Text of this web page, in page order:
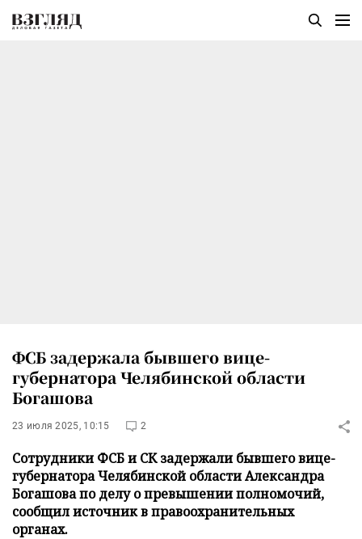
ФСБ задержала бывшего вице-
губернатора Челябинской области
Богашова
23 июля 2025, 10:15 2
Сотрудники ФСБ и СК задержали бывшего вице-
губернатора Челябинской области Александра
Богашова по делу о превышении полномочий,
сообщил источник в правоохранительных
органах.